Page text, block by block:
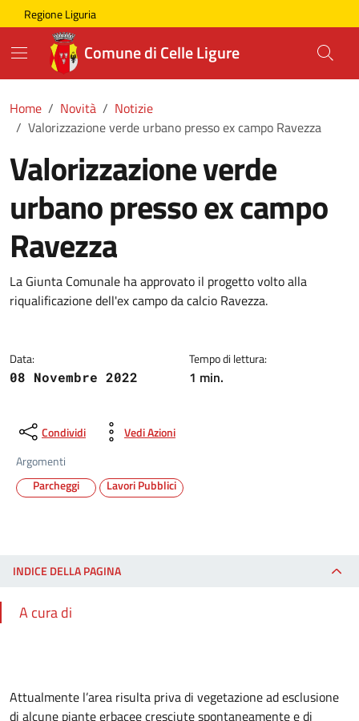
Skip to main content
Comune di Celle Ligure
Regione Liguria
Comune di Celle Ligure
Home Novità
Notizie
Valorizzazione verde urbano presso ex campo Ravezza
Valorizzazione verde
urbano presso ex campo
Ravezza
La Giunta Comunale ha approvato il progetto volto alla
riqualificazione dell'ex campo da calcio Ravezza.
Data:
08 Novembre 2022
Tempo di lettura:
1 min.
Condividi
Vedi Azioni
Argomenti
Parcheggi
Lavori Pubblici
INDICE DELLA PAGINA
A cura di
Attualmente l’area risulta priva di vegetazione ad esclusione
di alcune piante erbacee cresciute spontaneamente e di